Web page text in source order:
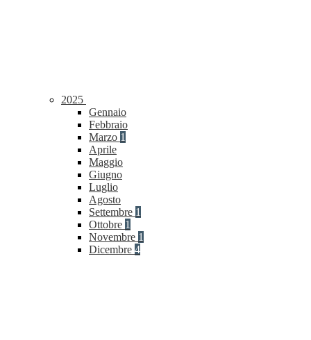
2025
Gennaio
Febbraio
Marzo 1
Aprile
Maggio
Giugno
Luglio
Agosto
Settembre 1
Ottobre 1
Novembre 1
Dicembre 4